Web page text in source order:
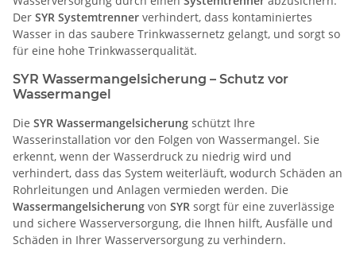
Der SYR Systemtrenner verhindert, dass kontaminiertes
Wasser in das saubere Trinkwassernetz gelangt, und sorgt so
für eine hohe Trinkwasserqualität.
SYR Wassermangelsicherung – Schutz vor
Wassermangel
Die SYR Wassermangelsicherung schützt Ihre
Wasserinstallation vor den Folgen von Wassermangel. Sie
erkennt, wenn der Wasserdruck zu niedrig wird und
verhindert, dass das System weiterläuft, wodurch Schäden an
Rohrleitungen und Anlagen vermieden werden. Die
Wassermangelsicherung von SYR sorgt für eine zuverlässige
und sichere Wasserversorgung, die Ihnen hilft, Ausfälle und
Schäden in Ihrer Wasserversorgung zu verhindern.